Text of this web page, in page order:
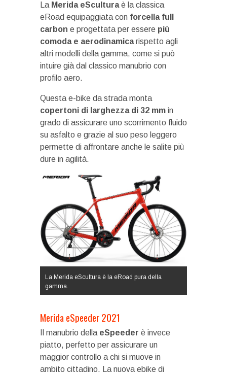
La Merida eSculturaè la classica
eRoad equipaggiata con forcella full
carbon e progettata per essere più
comoda e aerodinamicarispetto agli
altri modelli della gamma, come si può
intuire già dal classico manubrio con
profilo aero.
Questa e-bike da strada monta
copertoni di larghezza di 32 mm in
grado di assicurare uno scorrimento fluido
su asfalto e grazie al suo peso leggero
permette di affrontare anche le salite più
dure in agilità.
La Merida eScultura è la eRoad pura della
gamma.
Merida eSpeeder 2021
Il manubrio della eSpeeder è invece
piatto, perfetto per assicurare un
maggior controllo a chi si muove in
ambito cittadino. La nuova ebike di